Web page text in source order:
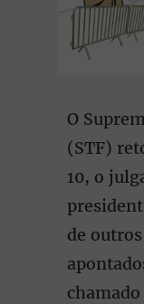
O
(STF)
10, o
de
chamado